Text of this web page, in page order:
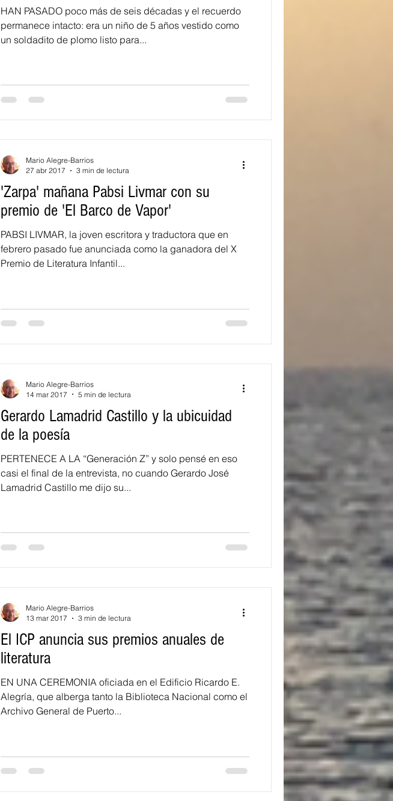
HAN PASADO poco más de seis décadas y el recuerdo
permanece intacto: era un niño de 5 años vestido como
un soldadito de plomo listo para...
'Zarpa' mañana Pabsi Livmar con su
premio de 'El Barco de Vapor'
PABSI LIVMAR, la joven escritora y traductora que en
febrero pasado fue anunciada como la ganadora del X
Premio de Literatura Infantil...
Mario Alegre-Barrios
27 abr 2017
3 min de lectura
Gerardo Lamadrid Castillo y la ubicuidad
de la poesía
PERTENECE A LA “Generación Z” y solo pensé en eso
casi el final de la entrevista, no cuando Gerardo José
Lamadrid Castillo me dijo su...
Mario Alegre-Barrios
14 mar 2017
5 min de lectura
El ICP anuncia sus premios anuales de
literatura
EN UNA CEREMONIA oficiada en el Edificio Ricardo E.
Alegría, que alberga tanto la Biblioteca Nacional como el
Archivo General de Puerto...
Mario Alegre-Barrios
13 mar 2017
3 min de lectura